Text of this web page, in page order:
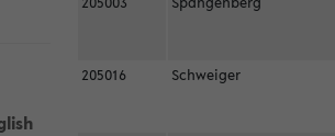
205016 Schweiger